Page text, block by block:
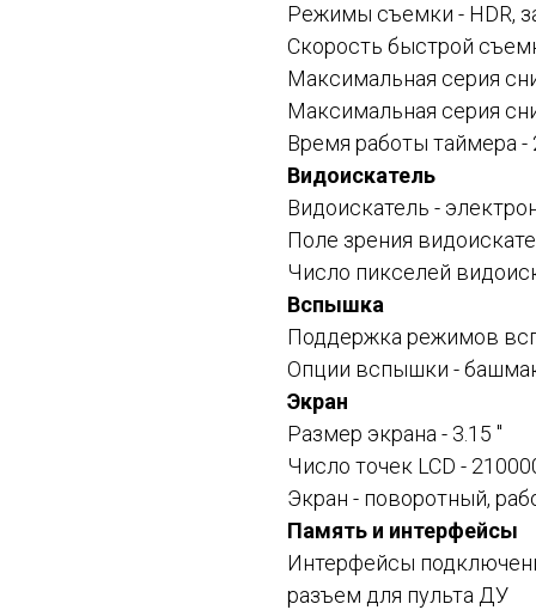
Режимы съемки - HDR,
Скорость быстрой
Максимальная серия
Максимальная серия
Время работы таймера -
Видоискатель
Видоискатель -
Поле зрения
Число пикселей
Вспышка
Поддержка режимов
Опции вспышки -
Экран
Размер экрана - 3.15 "
Число точек LCD -
Экран - поворотный,
Память и интерфейсы
Интерфейсы
разъем для пульта ДУ